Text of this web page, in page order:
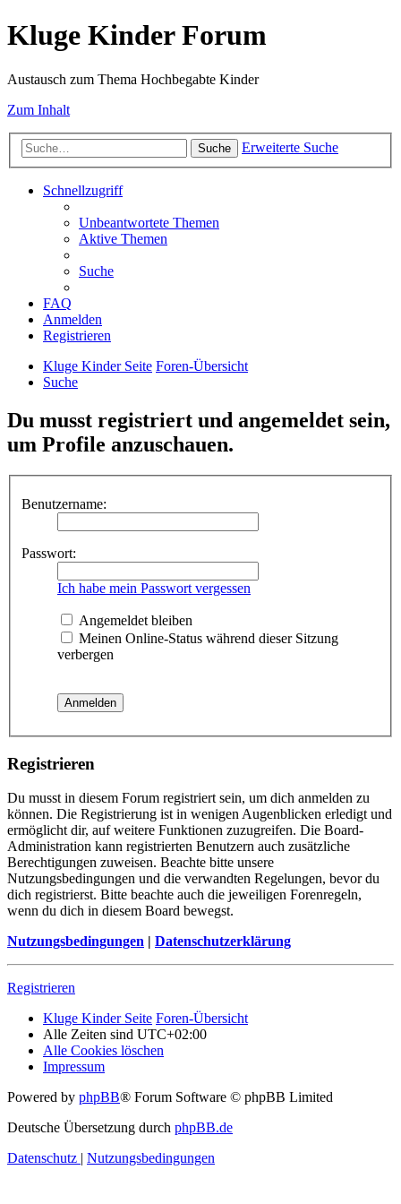
Kluge Kinder Forum
Austausch zum Thema Hochbegabte Kinder
Zum Inhalt
Suche Erweiterte Suche
Schnellzugriff
Unbeantwortete Themen
Aktive Themen
Suche
FAQ
Anmelden
Registrieren
Kluge Kinder Seite Foren-Übersicht
Suche
Du musst registriert und angemeldet sein,
um Profile anzuschauen.
Benutzername:
Passwort:
Ich habe mein Passwort vergessen
Angemeldet bleiben
Meinen Online-Status während dieser Sitzung
verbergen
Registrieren
Du musst in diesem Forum registriert sein, um dich anmelden zu
können. Die Registrierung ist in wenigen Augenblicken erledigt und
ermöglicht dir, auf weitere Funktionen zuzugreifen. Die Board-
Administration kann registrierten Benutzern auch zusätzliche
Berechtigungen zuweisen. Beachte bitte unsere
Nutzungsbedingungen und die verwandten Regelungen, bevor du
dich registrierst. Bitte beachte auch die jeweiligen Forenregeln,
wenn du dich in diesem Board bewegst.
Nutzungsbedingungen | Datenschutzerklärung
Registrieren
Kluge Kinder Seite Foren-Übersicht
Alle Zeiten sind UTC+02:00
Alle Cookies löschen
Impressum
Powered by phpBB® Forum Software © phpBB Limited
Deutsche Übersetzung durch phpBB.de
Datenschutz | Nutzungsbedingungen